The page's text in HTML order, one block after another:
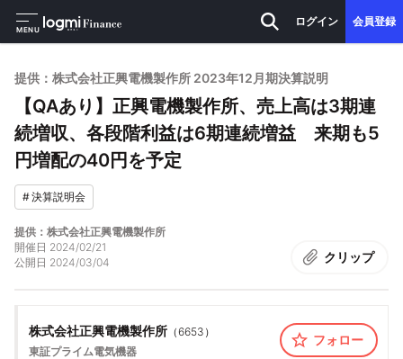
MENU
ログイン 会員登録
提供：株式会社正興電機製作所 2023年12月期決算説明
【QAあり】正興電機製作所、売上高は3期連
続増収、各段階利益は6期連続増益 来期も5
円増配の40円を予定
#決算説明会
提供：株式会社正興電機製作所
開催日 2024/02/21
公開日 2024/03/04 クリップ
株式会社正興電機製作所 （6653 ）
東証プライム電気機器
フォロー